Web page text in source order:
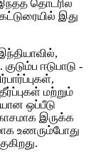
தொடரில்
கட்டுரையில் இது
ஈடுபாடு -
மற்றும்
ஒப்பீடு
இருக்க
உணரும்போது